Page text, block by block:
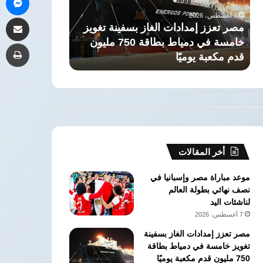
تغويز
خامسة في دمياط بطاقة 750 مليون
لوقف
الانتهاكات
الإسرائيلية
وإقامة
دولة
فلسطينية
7 أغسطس، 2026
8 دول عربية وإسلامية تدعو لوقف
الانتهاكات الإسرائيلية وإقامة دولة
فلسطينية
الحقوق
والحريات
بمصر
في
ظل
7 أغسطس، 2026
أخر المقالات
موعد مباراة مصر وإسبانيا في
نصف نهائي بطولة العالم
لناشئات اليد
7 أغسطس، 2026
مصر تعزز إمدادات الغاز بسفينة
تغويز خامسة في دمياط بطاقة
750 مليون قدم مكعبة يوميًا